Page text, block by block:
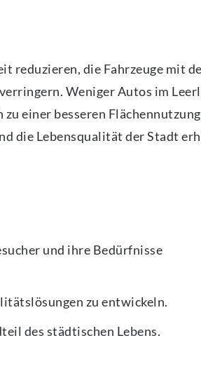
reduzieren, die Fahrzeuge mit
Weniger Autos im
einer besseren Flächennutzung
die Lebensqualität der Stadt
und ihre Bedürfnisse
zu entwickeln.
des städtischen Lebens.